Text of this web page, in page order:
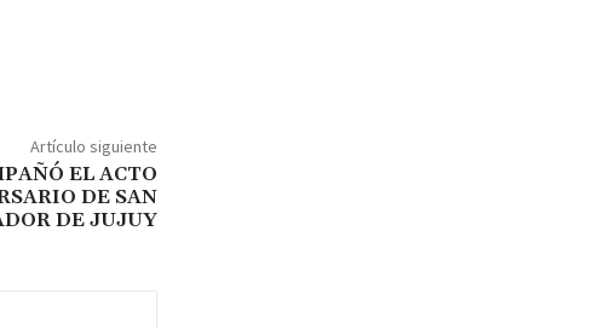
Artículo siguiente
EL ACTO
DE SAN
DE JUJUY